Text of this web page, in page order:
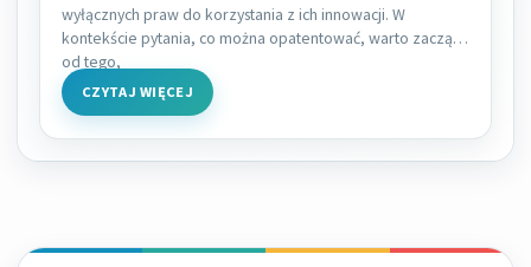
wyłącznych praw do korzystania z ich innowacji. W
kontekście pytania, co można opatentować, warto zacząć
od tego,
CZYTAJ WIĘCEJ